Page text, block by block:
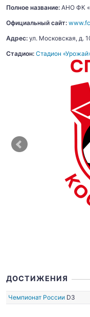
Полное название: АНО ФК
Официальный сайт:
Адрес: ул. Московская, д.
Стадион: Стадион
ДОСТИЖЕНИЯ
Чемпионат РоссииD3